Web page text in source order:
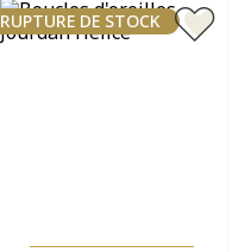
RUPTURE DE STOCK